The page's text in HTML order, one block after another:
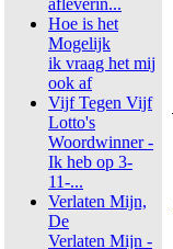
afleverin...
Hoe is het
Mogelijk
ik vraag het mij
ook af
Vijf Tegen Vijf
Lotto's
Woordwinner -
Ik heb op 3-
11-...
Verlaten Mijn,
De
Verlaten Mijn -